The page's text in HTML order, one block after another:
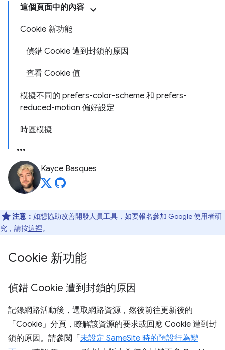
這個頁面中的內容
Cookie 新功能
偵錯 Cookie 遭到封鎖的原因
查看 Cookie 值
模擬不同的 prefers-color-scheme 和 prefers-
reduced-motion 偏好設定
時區模擬
Kayce Basques
注意： 如想協助改善開發人員工具，如要報名參加 Google 使用者研
究，請按這裡。
Cookie 新功能
偵錯 Cookie 遭到封鎖的原因
記錄網路活動後，選取網路資源，然後前往更新後的
「Cookie」 分頁，瞭解該資源的要求或回應 Cookie 遭到封
鎖的原因。請參閱「 未設定 SameSite 時的預設行為變